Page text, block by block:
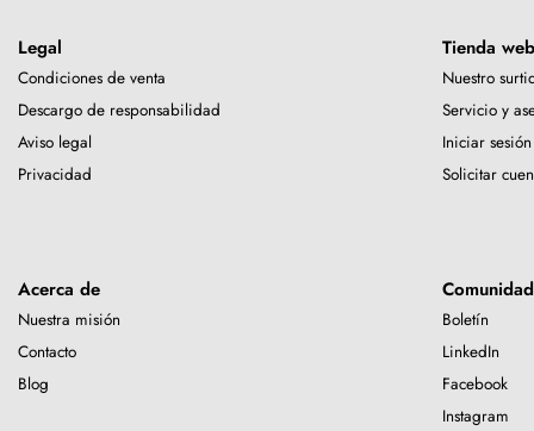
Legal
Condiciones de venta
Descargo de responsabilidad
Aviso legal
Privacidad
Tienda web
Nuestro
Servicio y
Iniciar sesión
Solicitar
Acerca de
Nuestra misión
Contacto
Blog
Comunidad
Boletín
LinkedIn
Facebook
Instagram